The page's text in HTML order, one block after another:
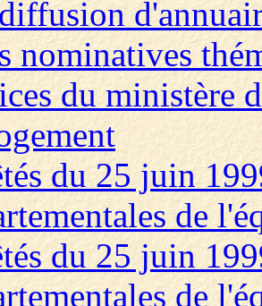
nominatives
du ministère
du 25 juin
de
du 25 juin
de